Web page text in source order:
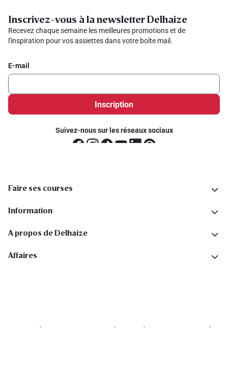
Inscrivez-vous à la newsletter Delhaize
Recevez chaque semaine les meilleures promotions et de
l'inspiration pour vos assiettes dans votre boîte mail.
E-mail
Inscription
Suivez-nous sur les réseaux sociaux
Faire ses courses
Information
A propos de Delhaize
Affaires